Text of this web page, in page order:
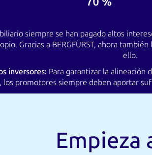
siempre se han pagado altos
Gracias a BERGFÜRST, ahora
ello.
inversores: Para garantizar la
los promotores siempre deben aportar
Empieza